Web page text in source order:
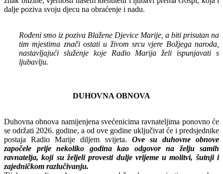
dalje poziva svoju djecu na obraćenje i nadu.
Rođeni smo iz poziva Blažene Djevice Marije, a biti prisutan na
tim mjestima znači ostati u živom srcu vjere Božjega naroda,
nastavljajući služenje koje Radio Marija želi ispunjavati s
ljubavlju.
DUHOVNA OBNOVA
Duhovna obnova namijenjena svećenicima ravnateljima ponovno će
se održati 2026. godine, a od ove godine uključivat će i predsjednike
postaja Radio Marije diljem svijeta. Ove su duhovne obnove
započele prije nekoliko godina kao odgovor na želju samih
ravnatelja, koji su željeli provesti dulje vrijeme u molitvi, šutnji i
zajedničkom razlučivanju.